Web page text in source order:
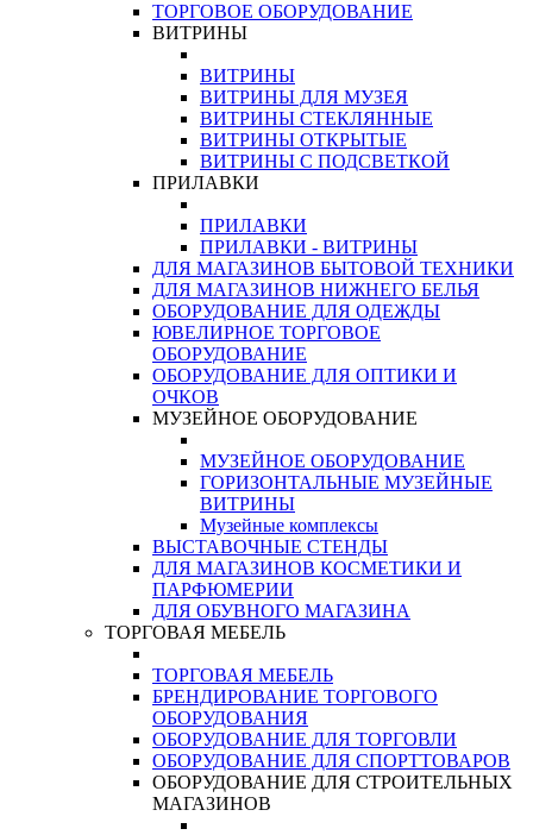
ТОРГОВОЕ ОБОРУДОВАНИЕ
ВИТРИНЫ
ВИТРИНЫ
ВИТРИНЫ ДЛЯ МУЗЕЯ
ВИТРИНЫ СТЕКЛЯННЫЕ
ВИТРИНЫ ОТКРЫТЫЕ
ВИТРИНЫ С ПОДСВЕТКОЙ
ПРИЛАВКИ
ПРИЛАВКИ
ПРИЛАВКИ - ВИТРИНЫ
ДЛЯ МАГАЗИНОВ БЫТОВОЙ ТЕХНИКИ
ДЛЯ МАГАЗИНОВ НИЖНЕГО БЕЛЬЯ
ОБОРУДОВАНИЕ ДЛЯ ОДЕЖДЫ
ЮВЕЛИРНОЕ ТОРГОВОЕ
ОБОРУДОВАНИЕ
ОБОРУДОВАНИЕ ДЛЯ ОПТИКИ И
ОЧКОВ
МУЗЕЙНОЕ ОБОРУДОВАНИЕ
МУЗЕЙНОЕ ОБОРУДОВАНИЕ
ГОРИЗОНТАЛЬНЫЕ МУЗЕЙНЫЕ
ВИТРИНЫ
Музейные комплексы
ВЫСТАВОЧНЫЕ СТЕНДЫ
ДЛЯ МАГАЗИНОВ КОСМЕТИКИ И
ПАРФЮМЕРИИ
ДЛЯ ОБУВНОГО МАГАЗИНА
ТОРГОВАЯ МЕБЕЛЬ
ТОРГОВАЯ МЕБЕЛЬ
БРЕНДИРОВАНИЕ ТОРГОВОГО
ОБОРУДОВАНИЯ
ОБОРУДОВАНИЕ ДЛЯ ТОРГОВЛИ
ОБОРУДОВАНИЕ ДЛЯ СПОРТТОВАРОВ
ОБОРУДОВАНИЕ ДЛЯ СТРОИТЕЛЬНЫХ
МАГАЗИНОВ